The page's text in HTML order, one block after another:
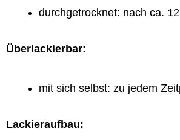
durchgetrocknet: nach ca.
Überlackierbar:
mit sich selbst: zu jedem
Lackieraufbau: